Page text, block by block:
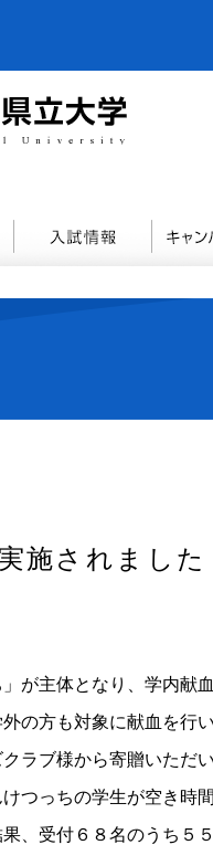
施されました
が主体となり、学内献
の方も対象に献血を行い
ラブ様から寄贈いただ
つっちの学生が空き時間
、受付６８名のうち５